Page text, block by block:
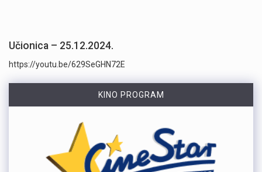
Učionica – 25.12.2024.
https://youtu.be/629SeGHN72E
KINO PROGRAM